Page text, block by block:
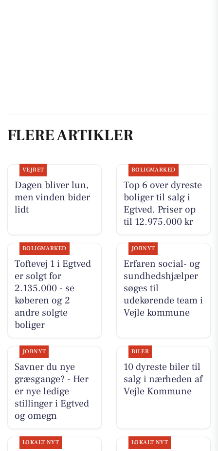
FLERE ARTIKLER
VEJRET
Dagen bliver lun,
men vinden bider
lidt
BOLIGMARKED
Top 6 over dyreste
boliger til salg i
Egtved. Priser op
til 12.975.000 kr
BOLIGMARKED
Toftevej 1 i Egtved
er solgt for
2.135.000 - se
køberen og 2
andre solgte
boliger
JOBNYT
Erfaren social- og
sundhedshjælper
søges til
udekørende team i
Vejle kommune
JOBNYT
Savner du nye
græsgange? - Her
er nye ledige
stillinger i Egtved
og omegn
BILER
10 dyreste biler til
salg i nærheden af
Vejle Kommune
LOKALT NYT LOKALT NYT